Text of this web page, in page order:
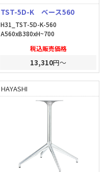
TST-5D-K ベース560
H31_TST-5D-K-560
A560xB380xH~700
税込販売価格
13,310円～
HAYASHI